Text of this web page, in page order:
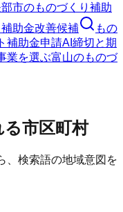
市のものづくり補助
助金改善候補
もの
補助金申請AI 締切と期
業を選ぶ富山のものづ
市区町村
、検索語の地域意図を